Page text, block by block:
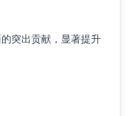
突出贡献，显著提升